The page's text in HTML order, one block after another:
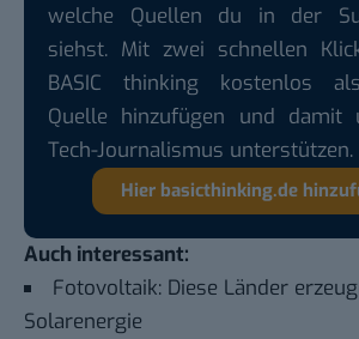
welche Quellen du in der
siehst. Mit zwei schnellen
BASIC thinking kostenlos
Quelle hinzufügen und damit
Tech-Journalismus unterstützen.
Hier basicthinking.de
Auch interessant:
Fotovoltaik: Diese Länder
Solarenergie